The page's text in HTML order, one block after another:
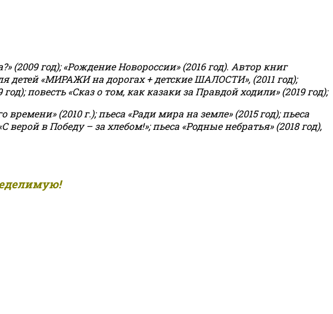
(2009 год); «Рождение Новороссии» (2016 год). Автор книг
детей «МИРАЖИ на дорогах + детские ШАЛОСТИ», (2011 год);
повесть «Сказ о том, как казаки за Правдой ходили» (2019 год);
(2010 г.); пьеса «Ради мира на земле» (2015 год); пьеса
верой в Победу – за хлебом!»;пьеса «Родные небратья» (2018 год),